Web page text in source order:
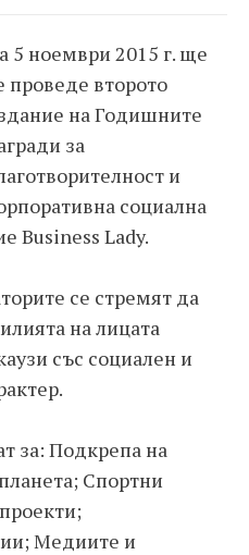
5 ноември 2015 г. ще
проведе второто
на Годишните
за
и
социална
Business Lady.
се стремят да
на лицата
със социален и
за: Подкрепа на
Спортни
Медиите и